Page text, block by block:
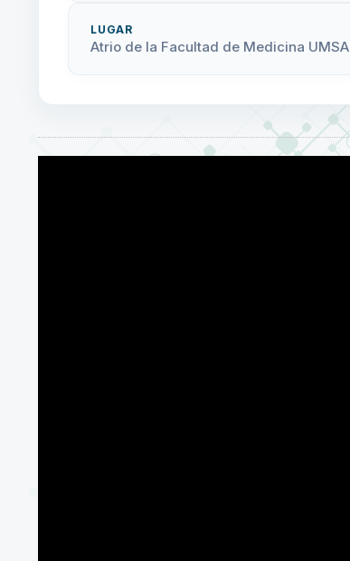
LUGAR
Atrio de la Facultad de Medicina UMSA